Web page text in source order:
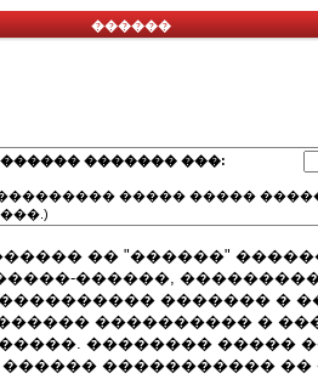
������
������� ���:
����� �����
�� "������"
������,
������� �
���������� �
�������� �����
����������� ��